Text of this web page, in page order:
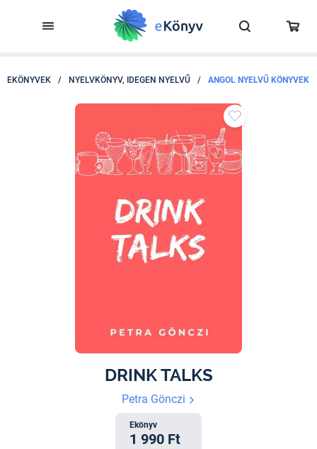
EKÖNYVEK / NYELVKÖNYV, IDEGEN NYELVŰ / ANGOL NYELVŰ KÖNYVEK
DRINK TALKS
Petra Gönczi
Ekönyv
1 990 Ft